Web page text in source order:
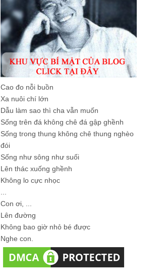
Cao đo nỗi buồn
Xa nuôi chí lớn
Dẫu làm sao thì cha vẫn muốn
Sống trên đá không chê đá gập ghềnh
Sống trong thung không chê thung nghèo
đói
Sống như sông như suối
Lên thác xuống ghềnh
Không lo cực nhọc
Con ơi, ...
Lên đường
Không bao giờ nhỏ bé được
Nghe con.